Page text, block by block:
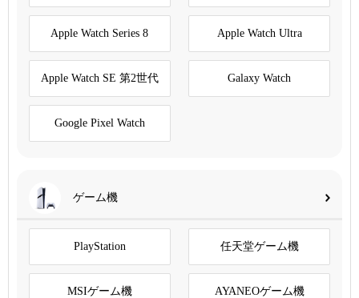
Apple Watch Series 8 Apple Watch Ultra
Apple Watch SE 第2世代 Galaxy Watch
Google Pixel Watch
ゲーム機
PlayStation 任天堂ゲーム機
MSIゲーム機 AYANEOゲーム機